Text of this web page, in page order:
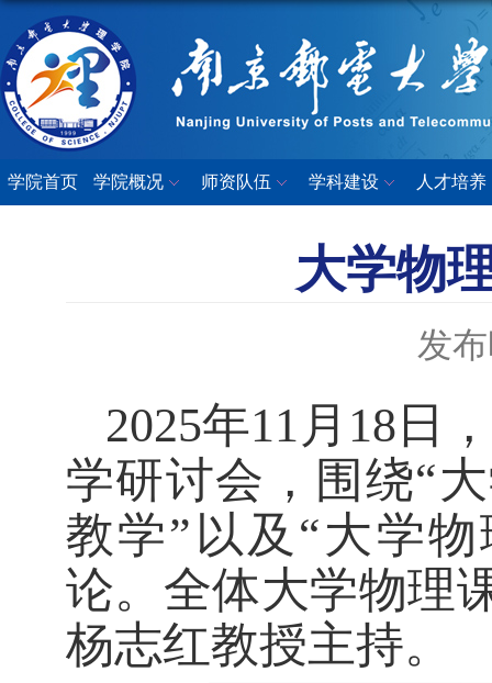
学院首页 学院概况 师资队伍 学科建设 人才培养
大学物
发
2025年11月18日
学研讨会，围绕“
教学”以及“大学
论。全体大学物理
杨志红教授主持。